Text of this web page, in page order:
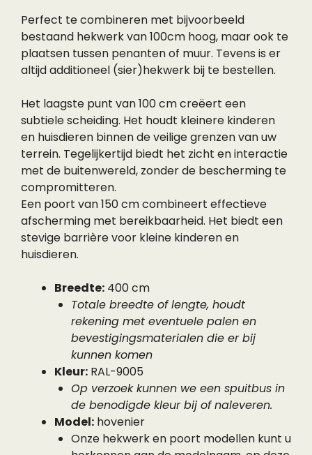
Perfect te combineren met bijvoorbeeld
bestaand hekwerk van 100cm hoog, maar ook te
plaatsen tussen penanten of muur. Tevens is er
altijd additioneel (sier)hekwerk bij te bestellen.
Het laagste punt van 100 cm creëert een
subtiele scheiding. Het houdt kleinere kinderen
en huisdieren binnen de veilige grenzen van uw
terrein. Tegelijkertijd biedt het zicht en interactie
met de buitenwereld, zonder de bescherming te
compromitteren.
Een poort van 150 cm combineert effectieve
afscherming met bereikbaarheid. Het biedt een
stevige barrière voor kleine kinderen en
huisdieren.
Breedte: 400 cm
Totale breedte of lengte, houdt
rekening met eventuele palen en
bevestigingsmaterialen die er bij
kunnen komen
Kleur: RAL-9005
Op verzoek kunnen we een spuitbus in
de benodigde kleur bij of naleveren.
Model: hovenier
Onze hekwerk en poort modellen kunt u